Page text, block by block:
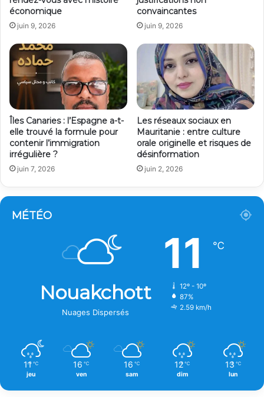
économique
juin 9, 2026
convaincantes
juin 9, 2026
Îles Canaries : l’Espagne a-t-
elle trouvé la formule pour
contenir l’immigration
irrégulière ?
juin 7, 2026
Les réseaux sociaux en
Mauritanie : entre culture
orale originelle et risques de
désinformation
juin 2, 2026
MÉTÉO
Nouakchott
Nuages Dispersés
11 ℃
12º - 10º
87%
2.59 km/h
11 ℃
jeu
16 ℃
ven
16 ℃
sam
12 ℃
dim
13 ℃
lun